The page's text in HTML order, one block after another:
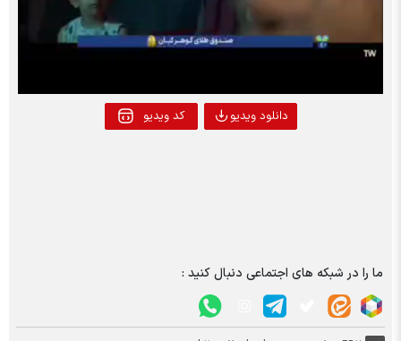
Video
دانلود ویدیو کد ویدیو
ما را در شبکه های اجتماعی دنبال کنید :